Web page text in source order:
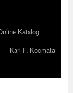
Katalog
Karl F. Kocmata